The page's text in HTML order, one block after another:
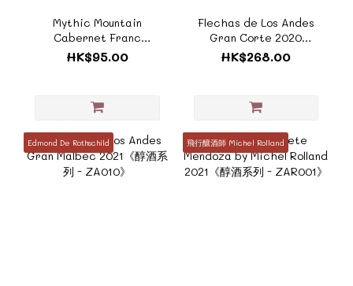
Mythic Mountain
Cabernet Franc
2020《ZA012》
HK$95.00
Flechas de Los Andes
Gran Corte 2020
《ZA011A》
HK$268.00
Edmond De Rothschild 飛行釀酒師 Michel Rolland